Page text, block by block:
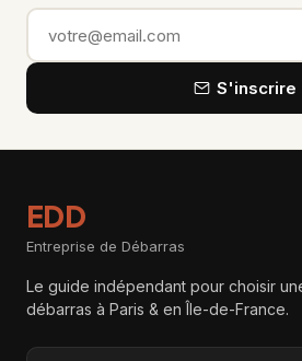
Email
S'inscrire
EDD
Entreprise de Débarras
Le guide indépendant pour choisir
débarras à Paris & en Île-de-France.